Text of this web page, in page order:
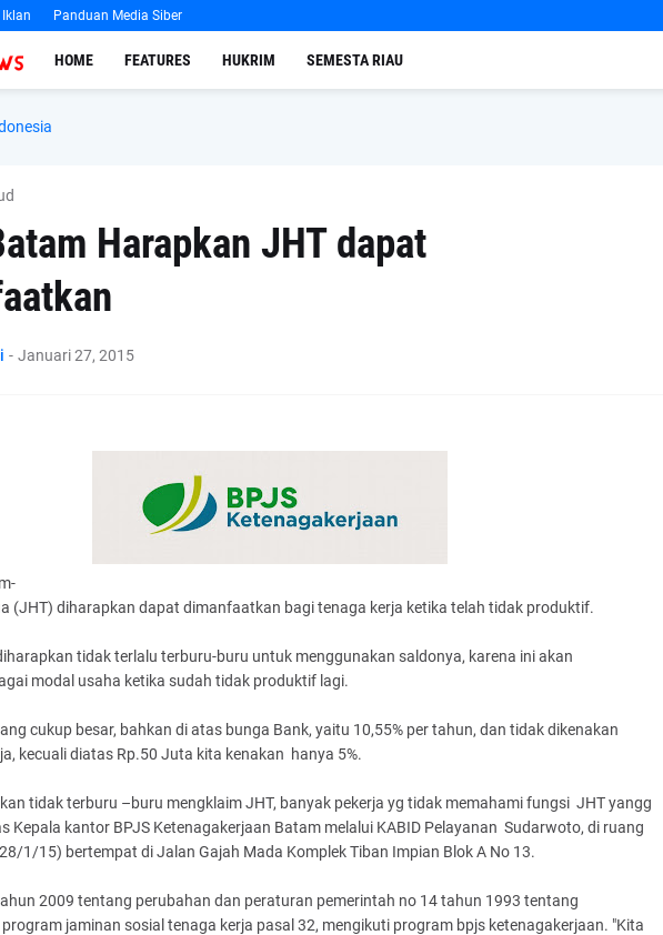
Iklan Panduan Media Siber
HOME FEATURES HUKRIM SEMESTA RIAU
Harapkan JHT dapat
- Januari 27, 2015
(JHT) diharapkan dapat dimanfaatkan bagi tenaga kerja ketika telah tidak produktif.
tidak terlalu terburu-buru untuk menggunakan saldonya, karena ini akan
modal usaha ketika sudah tidak produktif lagi.
cukup besar, bahkan di atas bunga Bank, yaitu 10,55% per tahun, dan tidak dikenakan
kecuali diatas Rp.50 Juta kita kenakan hanya 5%.
tidak terburu –buru mengklaim JHT, banyak pekerja yg tidak memahami fungsi JHT yangg
Kepala kantor BPJS Ketenagakerjaan Batam melalui KABID Pelayanan Sudarwoto, di ruang
1/15) bertempat di Jalan Gajah Mada Komplek Tiban Impian Blok A No 13.
2009 tentang perubahan dan peraturan pemerintah no 14 tahun 1993 tentang
jaminan sosial tenaga kerja pasal 32, mengikuti program bpjs ketenagakerjaan. "Kita